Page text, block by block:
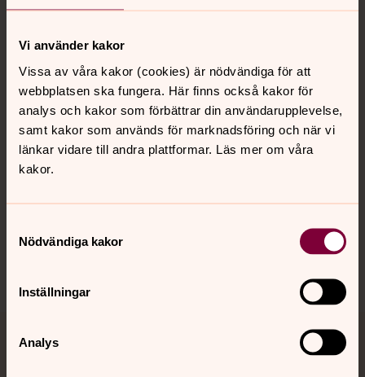
Vi använder kakor
Vissa av våra kakor (cookies) är nödvändiga för att
webbplatsen ska fungera. Här finns också kakor för
analys och kakor som förbättrar din användarupplevelse,
samt kakor som används för marknadsföring och när vi
länkar vidare till andra plattformar. Läs mer om våra
kakor.
Nödvändiga kakor
Inställningar
Analys
Kontakt
Kalender
Hitta snabbt
Jourhavande präst